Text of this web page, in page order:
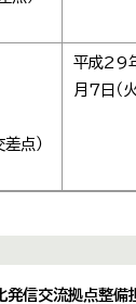
点）
平成29
月7日（火
信交流拠点整備